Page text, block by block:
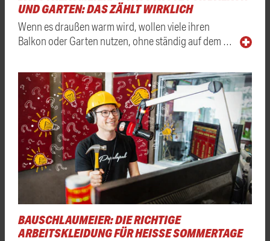
UND GARTEN: DAS ZÄHLT WIRKLICH
Wenn es draußen warm wird, wollen viele ihren
Balkon oder Garten nutzen, ohne ständig auf dem …
BAUSCHLAUMEIER: DIE RICHTIGE
ARBEITSKLEIDUNG FÜR HEISSE SOMMERTAGE